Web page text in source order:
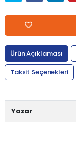
Ürün Açıklaması
Taksit Seçenekleri
Yazar